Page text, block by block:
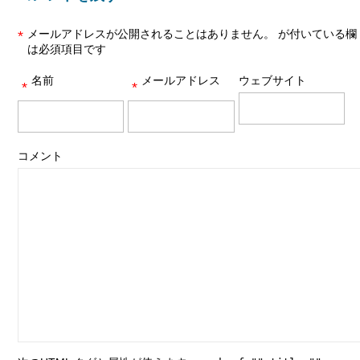
メールアドレスが公開されることはありません。
*
が付いている欄
は必須項目です
名前
* メールアドレス
* ウェブサイト
コメント